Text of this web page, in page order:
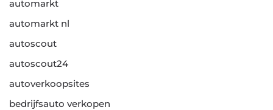
automarkt
automarkt nl
autoscout
autoscout24
autoverkoopsites
bedrijfsauto verkopen